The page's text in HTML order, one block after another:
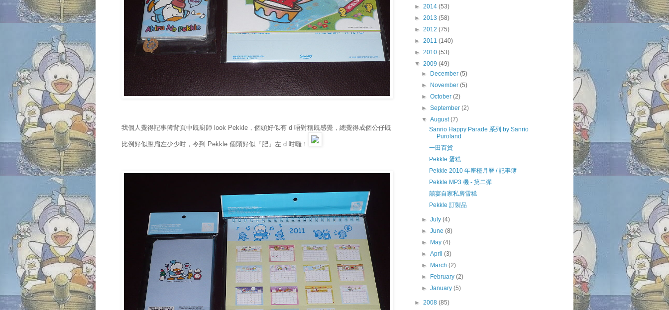
我個人覺得記事簿背頁中既廚師 look Pekkle，個頭好似有 d 唔對稱既感覺，總覺得成個公仔既
比例好似壓扁左少少咁，令到 Pekkle 個頭好似『肥』左 d 咁囉！
► 2014 (53)
► 2013 (58)
► 2012 (75)
► 2011 (140)
► 2010 (53)
▼ 2009 (49)
►
December(5)
►
November(5)
►October(2)
►September(2)
▼August(7)
Sanrio Happy Parade 系列 by Sanrio
Puroland
一田百貨
Pekkle 蛋糕
Pekkle 2010 年座檯月曆 / 記事簿
Pekkle MP3 機 - 第二彈
囍宴自家私房雪糕
Pekkle 訂製品
►July(4)
►June(8)
►
May(4)
►April(3)
►
March(2)
►
February(2)
►January(5)
► 2008 (85)